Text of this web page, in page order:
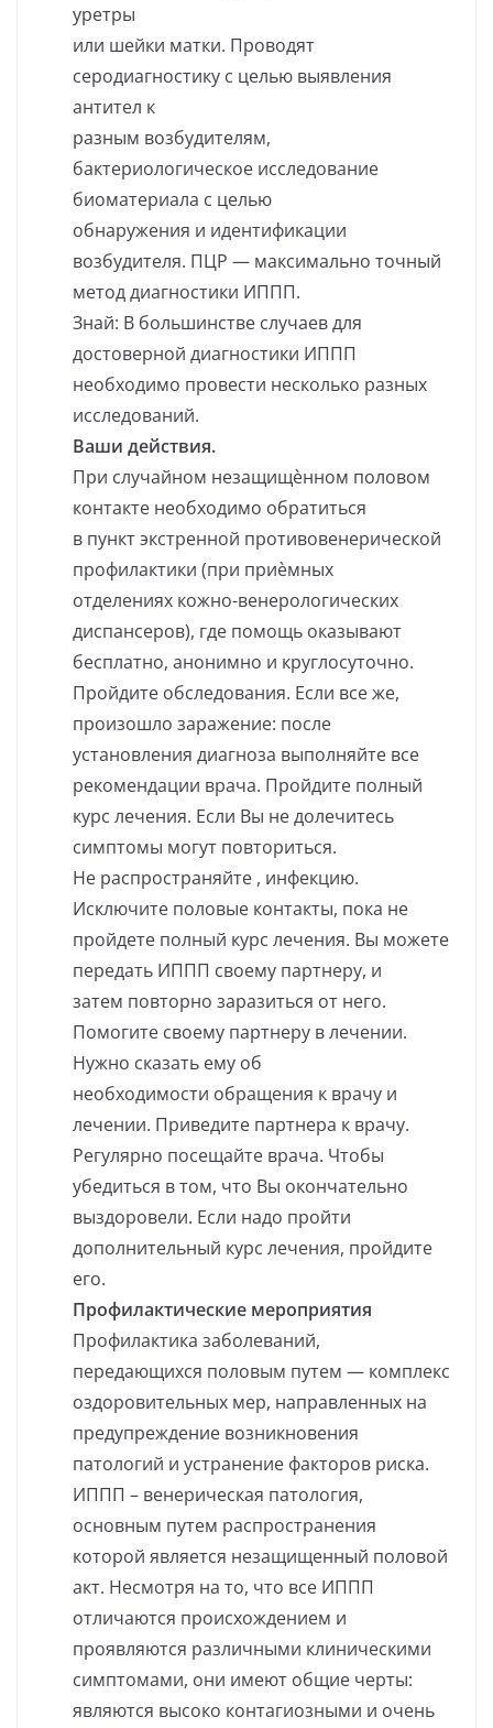
уретры
или шейки матки. Проводят
серодиагностику с целью выявления
антител к
разным возбудителям,
бактериологическое исследование
биоматериала с целью
обнаружения и идентификации
возбудителя. ПЦР — максимально точный
метод диагностики ИППП.
Знай: В большинстве случаев для
достоверной диагностики ИППП
необходимо провести несколько разных
исследований.
Ваши действия.
При случайном незащищѐнном половом
контакте необходимо обратиться
в пункт экстренной противовенерической
профилактики (при приѐмных
отделениях кожно-венерологических
диспансеров), где помощь оказывают
бесплатно, анонимно и круглосуточно.
Пройдите обследования. Если все же,
произошло заражение: после
установления диагноза выполняйте все
рекомендации врача. Пройдите полный
курс лечения. Если Вы не долечитесь
симптомы могут повториться.
Не распространяйте , инфекцию.
Исключите половые контакты, пока не
пройдете полный курс лечения. Вы можете
передать ИППП своему партнеру, и
затем повторно заразиться от него.
Помогите своему партнеру в лечении.
Нужно сказать ему об
необходимости обращения к врачу и
лечении. Приведите партнера к врачу.
Регулярно посещайте врача. Чтобы
убедиться в том, что Вы окончательно
выздоровели. Если надо пройти
дополнительный курс лечения, пройдите
его.
Профилактические мероприятия
Профилактика заболеваний,
передающихся половым путем — комплекс
оздоровительных мер, направленных на
предупреждение возникновения
патологий и устранение факторов риска.
ИППП – венерическая патология,
основным путем распространения
которой является незащищенный половой
акт. Несмотря на то, что все ИППП
отличаются происхождением и
проявляются различными клиническими
симптомами, они имеют общие черты:
являются высоко контагиозными и очень